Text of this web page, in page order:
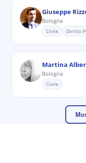
Giuseppe
Bologna
Civile Diritto
Martina
Bologna
Civile